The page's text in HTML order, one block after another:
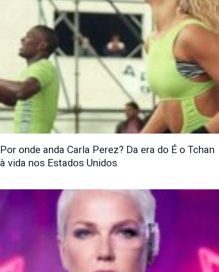
Por onde anda Carla Perez? Da era do É o Tchan
à vida nos Estados Unidos